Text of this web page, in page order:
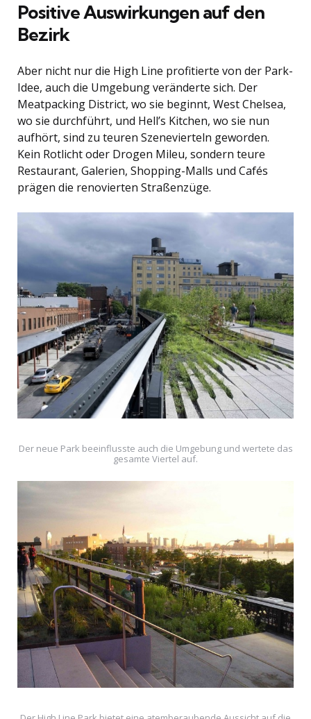
Positive Auswirkungen auf den
Bezirk
Aber nicht nur die High Line profitierte von der Park-
Idee, auch die Umgebung veränderte sich. Der
Meatpacking District, wo sie beginnt, West Chelsea,
wo sie durchführt, und Hell’s Kitchen, wo sie nun
aufhört, sind zu teuren Szenevierteln geworden.
Kein Rotlicht oder Drogen Mileu, sondern teure
Restaurant, Galerien, Shopping-Malls und Cafés
prägen die renovierten Straßenzüge.
Der neue Park beeinflusste auch die Umgebung und wertete das
gesamte Viertel auf.